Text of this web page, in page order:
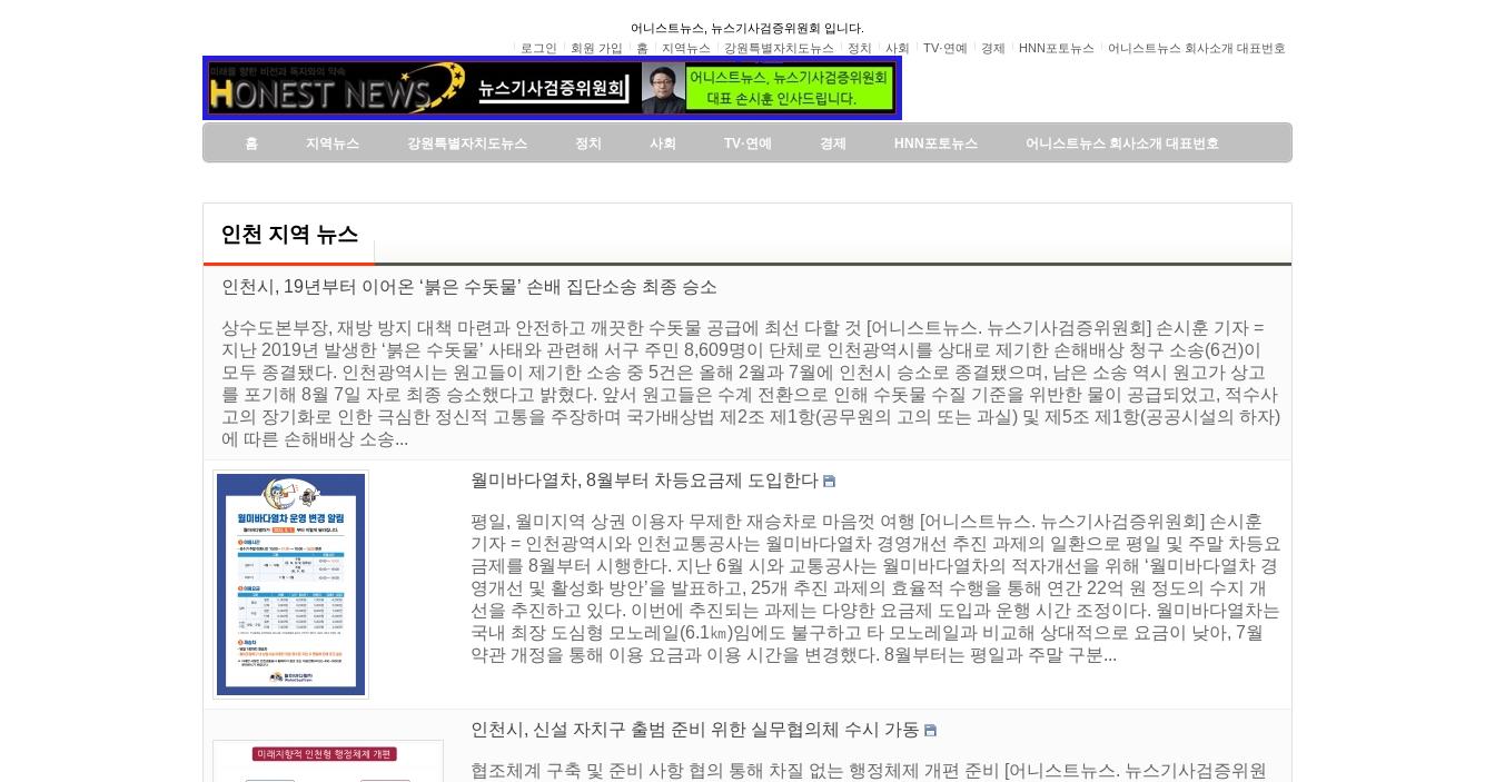
어니스트뉴스, 뉴스기사검증위원회 입니다.
로그인
회원 가입 홈 지역뉴스 강원특별자치도뉴스 정치 사회 TV·연예 경제 HNN포토뉴스 어니스트뉴스 회사소개 대표번호
홈 지역뉴스 강원특별자치도뉴스 정치 사회 TV·연예 경제 HNN포토뉴스 어니스트뉴스 회사소개 대표번호
인천 지역 뉴스
인천시, 19년부터 이어온 ‘붉은 수돗물’ 손배 집단소송 최종 승소
상수도본부장, 재방 방지 대책 마련과 안전하고 깨끗한 수돗물 공급에 최선 다할 것 [어니스트뉴스. 뉴스기사검증위원회] 손시훈 기자 =
지난 2019년 발생한 ‘붉은 수돗물’ 사태와 관련해 서구 주민 8,609명이 단체로 인천광역시를 상대로 제기한 손해배상 청구 소송(6건)이
모두 종결됐다. 인천광역시는 원고들이 제기한 소송 중 5건은 올해 2월과 7월에 인천시 승소로 종결됐으며, 남은 소송 역시 원고가 상고
를 포기해 8월 7일 자로 최종 승소했다고 밝혔다. 앞서 원고들은 수계 전환으로 인해 수돗물 수질 기준을 위반한 물이 공급되었고, 적수사
고의 장기화로 인한 극심한 정신적 고통을 주장하며 국가배상법 제2조 제1항(공무원의 고의 또는 과실) 및 제5조 제1항(공공시설의 하자)
에 따른 손해배상 소송...
월미바다열차, 8월부터 차등요금제 도입한다
평일, 월미지역 상권 이용자 무제한 재승차로 마음껏 여행 [어니스트뉴스. 뉴스기사검증위원회] 손시훈
기자 = 인천광역시와 인천교통공사는 월미바다열차 경영개선 추진 과제의 일환으로 평일 및 주말 차등요
금제를 8월부터 시행한다. 지난 6월 시와 교통공사는 월미바다열차의 적자개선을 위해 ‘월미바다열차 경
영개선 및 활성화 방안’을 발표하고, 25개 추진 과제의 효율적 수행을 통해 연간 22억 원 정도의 수지 개
선을 추진하고 있다. 이번에 추진되는 과제는 다양한 요금제 도입과 운행 시간 조정이다. 월미바다열차는
국내 최장 도심형 모노레일(6.1㎞)임에도 불구하고 타 모노레일과 비교해 상대적으로 요금이 낮아, 7월
약관 개정을 통해 이용 요금과 이용 시간을 변경했다. 8월부터는 평일과 주말 구분...
인천시, 신설 자치구 출범 준비 위한 실무협의체 수시 가동
협조체계 구축 및 준비 사항 협의 통해 차질 없는 행정체제 개편 준비 [어니스트뉴스. 뉴스기사검증위원